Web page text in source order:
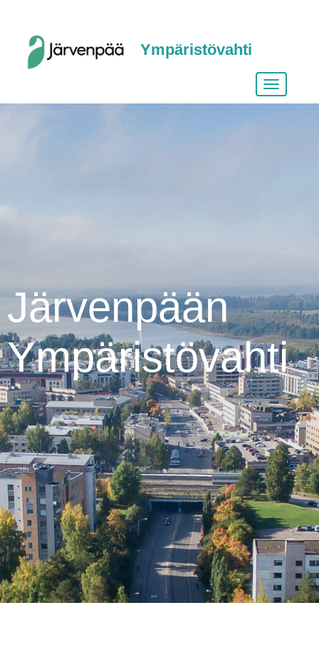
Ympäristövahti
Vaihda
Järvenpään
Ympäristövahti